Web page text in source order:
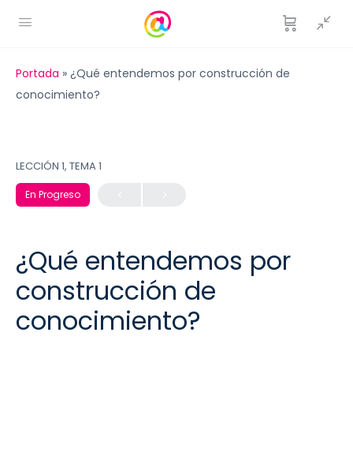
Portada » ¿Qué entendemos por construcción de
conocimiento?
LECCIÓN 1, TEMA 1
En Progreso
¿Qué entendemos por
construcción de
conocimiento?